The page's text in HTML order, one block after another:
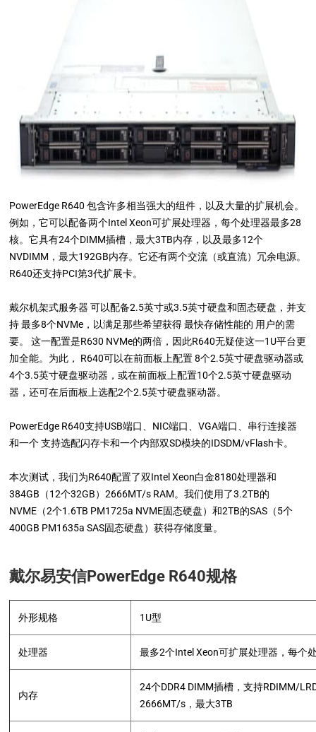
PowerEdge R640 包含许多相当强大的组件，以及大量的扩展机会。
例如，它可以配备两个Intel Xeon可扩展处理器，每个处理器最多28
核。它具有24个DIMM插槽，最大3TB内存，以及最多12个
NVDIMM，最大192GB内存。它还有两个交流（或直流）冗余电源。
R640还支持PCI第3代扩展卡。
戴尔机架式服务器 可以配备2.5英寸或3.5英寸硬盘和固态硬盘，并支
持 最多8个NVMe，以满足那些希望获得 最快存储性能的 用户的需
要。 这一配置是R630 NVMe的两倍，因此R640无疑使这一1U平台更
加全能。为此， R640可以在前面板上配置 8个2.5英寸硬盘驱动器或
4个3.5英寸硬盘驱动器，或在前面板上配置10个2.5英寸硬盘驱动
器，还可在后面板上选配2个2.5英寸硬盘驱动器。
PowerEdge R640支持USB端口、NIC端口、VGA端口、串行连接器
和一个 支持选配闪存卡和一个内部双SD模块的IDSDM/vFlash卡。
本次测试，我们为R640配置了双Intel Xeon白金8180处理器和
384GB（12个32GB）2666MT/s RAM。我们使用了3.2TB的
NVME（2个1.6TB PM1725a NVME固态硬盘）和2TB的SAS（5个
400GB PM1635a SAS固态硬盘）获得存储度量。
戴尔易安信PowerEdge R640规格
外形规格 1U型
处理器 最多2个Intel Xeon可扩展处理器，每个
内存
24个DDR4 DIMM插槽，支持RDIMM/
2666MT/s，最大3TB